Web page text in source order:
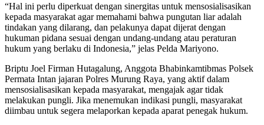
“Hal ini perlu diperkuat dengan sinergitas untuk mensosialisasikan
kepada masyarakat agar memahami bahwa pungutan liar adalah
tindakan yang dilarang, dan pelakunya dapat dijerat dengan
hukuman pidana sesuai dengan undang-undang atau peraturan
hukum yang berlaku di Indonesia,” jelas Pelda Mariyono.
Briptu Joel Firman Hutagalung, Anggota Bhabinkamtibmas Polsek
Permata Intan jajaran Polres Murung Raya, yang aktif dalam
mensosialisasikan kepada masyarakat, mengajak agar tidak
melakukan pungli. Jika menemukan indikasi pungli, masyarakat
diimbau untuk segera melaporkan kepada aparat penegak hukum.